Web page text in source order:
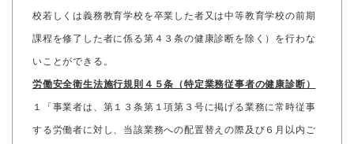
校若しくは義務教育学校を卒業した者又は中等教育学校の前期
課程を修了した者に係る第４３条の健康診断を除く）を行わな
いことができる。
労働安全衛生法施行規則４５条（特定業務従事者の健康診断）
１「事業者は、第１３条第１項第３号に掲げる業務に常時従事
する労働者に対し、当該業務への配置替えの際及び６月以内ご